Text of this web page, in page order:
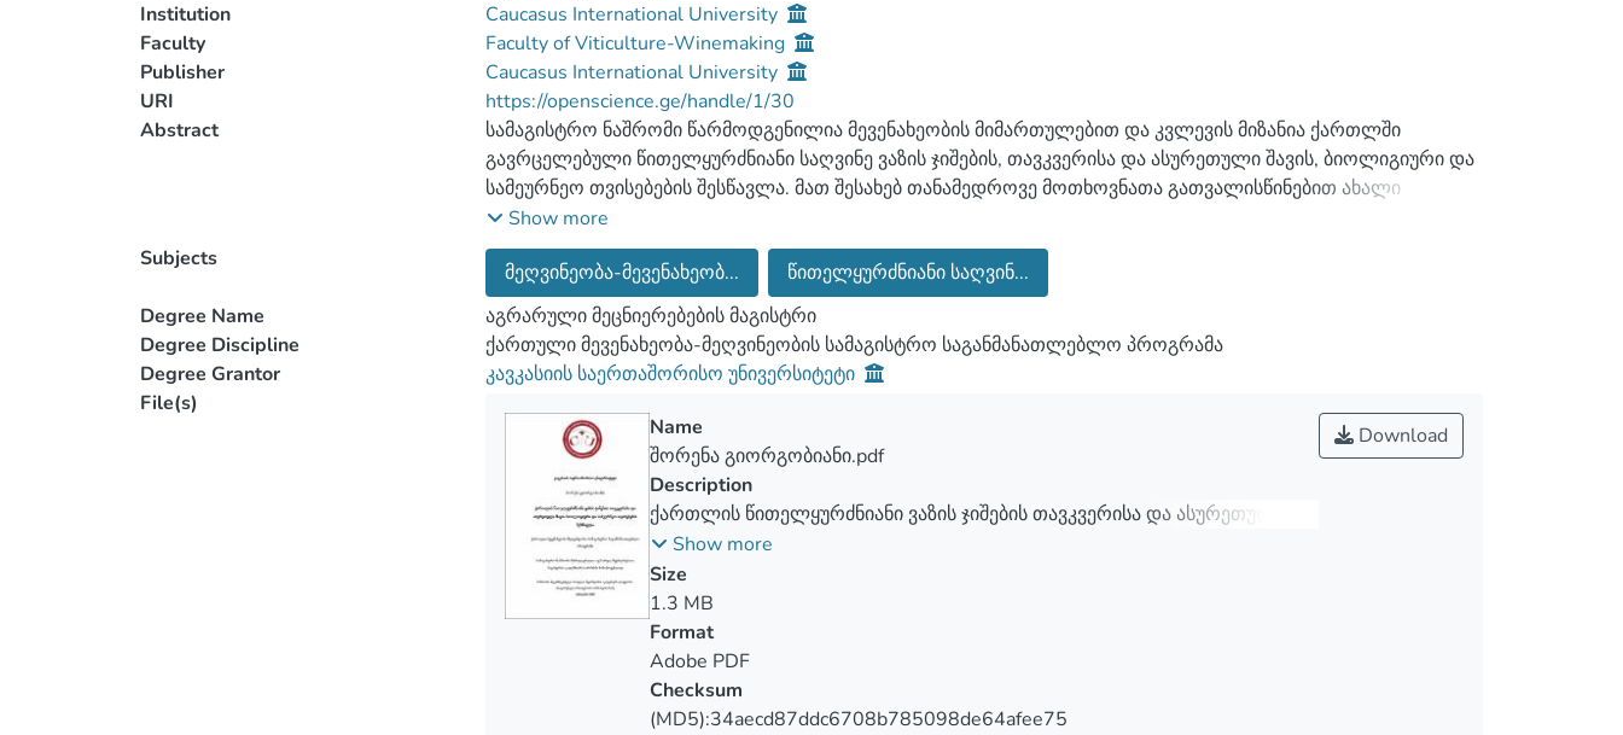
Institution
Caucasus International University
Faculty
Faculty of Viticulture-Winemaking
Publisher
Caucasus International University
URI
https://openscience.ge/handle/1/30
Abstract
სამაგისტრო ნაშრომი წარმოდგენილია მევენახეობის მიმართულებით და კვლევის მიზანია ქართლში
გავრცელებული წითელყურძნიანი საღვინე ვაზის ჯიშების, თავკვერისა და ასურეთული შავის, ბიოლიგიური და
სამეურნეო თვისებების შესწავლა. მათ შესახებ თანამედროვე მოთხოვნათა გათვალისწინებით ახალი
ექსპერიმენტული მასალის მოპოვება და ვაზისა და ღვინის საერთაშორისო ორგანიზაციის (OIV) მიერ
შემუშავებული დესკრიპტორების მიხედვით შეფასება.
საქართველოში მოძველებულია ამპელოგრაფიული სახელმძღვა¬ნე¬ლოები და სიღრმისეული და
თანამედროვე კლასიფიკატორებით გამოკვლეული ჯიშების რაოდენობა მცირეა.
მოპოვებული ექსპერიმენტალური მასალები ხელს შეუწყობს ქართლში გავრცელებული ვაზის ჯიშების,
თავკვერისა და ასურეთული შავის, თანამედროვე რესურსებით კვლევას, მათთვის დამახასიათებელი ჯიშური,
თვისობრივი, ამპელოგრაფიული თუ სამეურნეო ნიშნებით.
Show more
Subjects
მეღვინეობა-მევენახეობ...
წითელყურძნიანი საღვინ...
Degree Name
აგრარული მეცნიერებების მაგისტრი
Degree Discipline
ქართული მევენახეობა-მეღვინეობის სამაგისტრო საგანმანათლებლო პროგრამა
Degree Grantor
კავკასიის საერთაშორისო უნივერსიტეტი
File(s)
Download
Name
შორენა გიორგობიანი.pdf
Description
ქართლის წითელყურძნიანი ვაზის ჯიშების თავკვერისა და ასურეთული
შავის ბიოლოგიური და სამეურნეო თვისებების შესწავლა
Show more
Size
1.3 MB
Format
Adobe PDF
Checksum
(MD5):34aecd87ddc6708b785098de64afee75